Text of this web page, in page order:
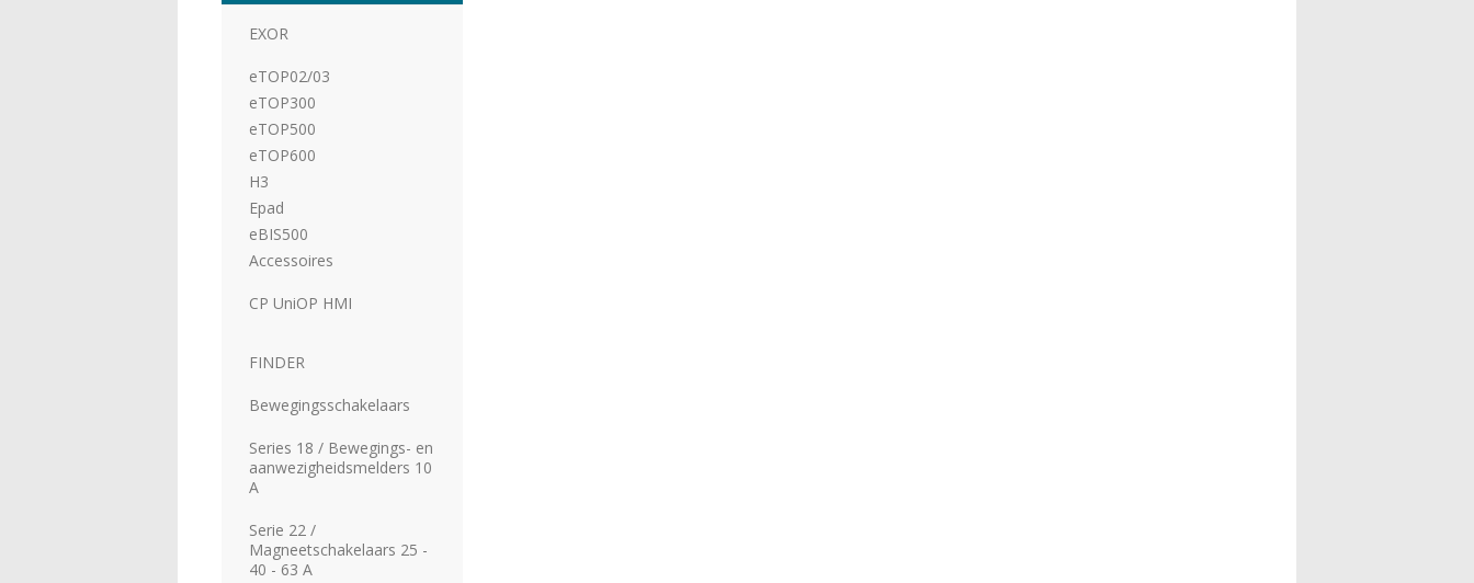
EXOR
eTOP02/03
eTOP300
eTOP500
eTOP600
H3
­Epad
­­eBIS500
­­­Accessoires
CP UniOP HMI
FINDER
Bewegingsschakelaars
Series 18 / Bewegings- en
aanwezigheidsmelders 10
A
Serie 22 /
Magneetschakelaars 25 -
40 - 63 A